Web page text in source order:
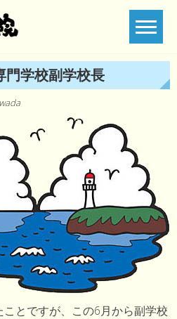
門学校副学校長
とですが、この6月から副学校